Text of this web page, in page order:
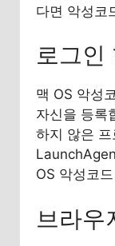
다면 악성코
로그인
맥 OS 악성
자신을 등록
하지 않은
OS 악성코
브라우